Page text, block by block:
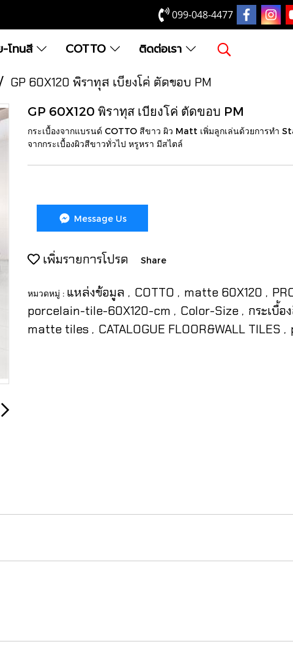
099-048-4477
-โทนสี COTTO ติดต่อเรา
GP 60X120 พิราทุส เบียงโค่ ตัดขอบ PM
GP 60X120 พิราทุส เบียงโค่ ตัดขอบ PM
กระเบื้องจากแบรนด์ COTTO สีขาว ผิว Matt เพิ่มลูกเล่นด้วยการทำ
จากกระเบื้องผิวสีขาวทั่วไป หรูหรา มีสไตล์
Message Us
เพิ่มรายการโปรด Share
หมวดหมู่ : แหล่งข้อมูล , COTTO , matte 60X120 ,
porcelain-tile-60X120-cm , Color-Size , กระเบื้อ
matte tiles , CATALOGUE FLOOR&WALL TILES ,